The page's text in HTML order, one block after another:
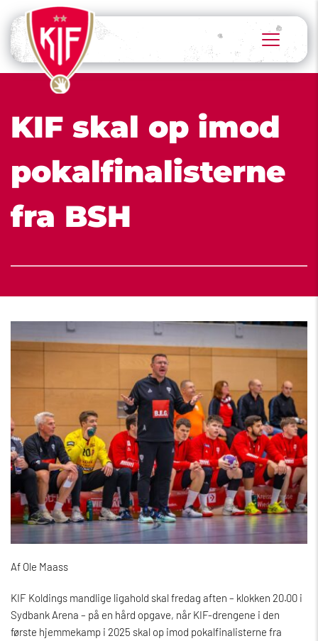
KIF skal op imod
pokalfinalisterne
fra BSH
Af Ole Maass
KIF Koldings mandlige ligahold skal fredag aften – klokken 20.00 i
Sydbank Arena – på en hård opgave, når KIF-drengene i den
første hjemmekamp i 2025 skal op imod pokalfinalisterne fra